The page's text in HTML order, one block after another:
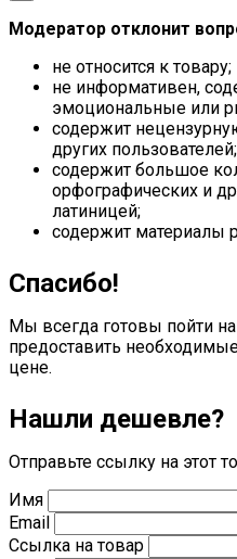
Модератор отклонит
не относится к товару;
не информативен,
эмоциональные или
содержит
других пользователей;
содержит большое
орфографических и
латиницей;
содержит материалы
Спасибо!
Мы всегда готовы пойти
предоставить
цене.
Нашли дешевле?
Отправьте ссылку на этот
Имя
Email
Ссылка на товар